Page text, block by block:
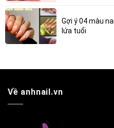
Gợi ý 04 màu
lứa tuổi
Về anhnail.vn